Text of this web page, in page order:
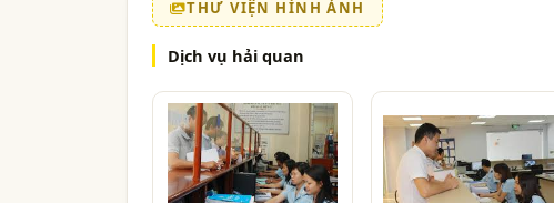
THƯ VIỆN HÌNH ẢNH
Dịch vụ hải quan